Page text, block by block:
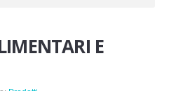
E